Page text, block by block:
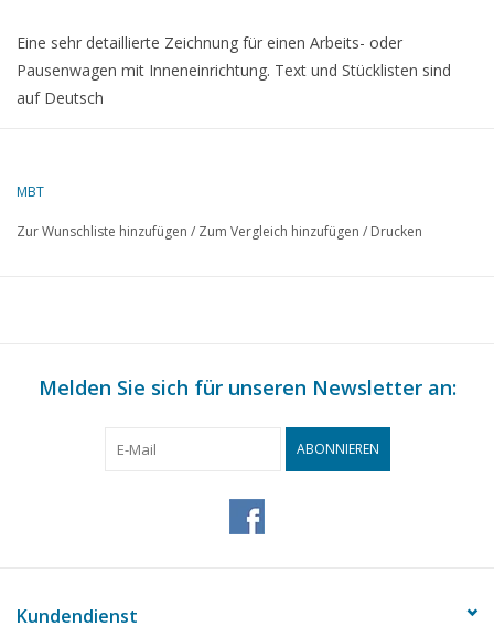
Eine sehr detaillierte Zeichnung für einen Arbeits- oder
Pausenwagen mit Inneneinrichtung. Text und Stücklisten sind
auf Deutsch
MBT
Zur Wunschliste hinzufügen / Zum Vergleich hinzufügen / Drucken
Melden Sie sich für unseren Newsletter an:
ABONNIEREN
Kundendienst